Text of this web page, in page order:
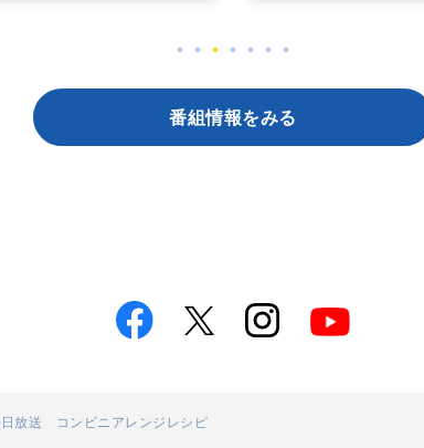
番組情報をみる
放送 コンビニアレンジレシピ